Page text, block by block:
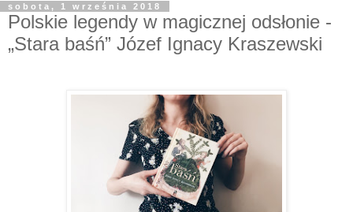
sobota, 1 września 2018
Polskie legendy w magicznej odsłonie -
„Stara baśń” Józef Ignacy Kraszewski